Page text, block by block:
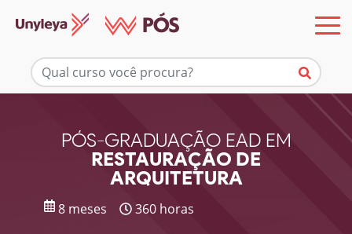
PÓS-GRADUAÇÃO EAD EM
RESTAURAÇÃO DE
ARQUITETURA
8 meses 360 horas
Mais informações